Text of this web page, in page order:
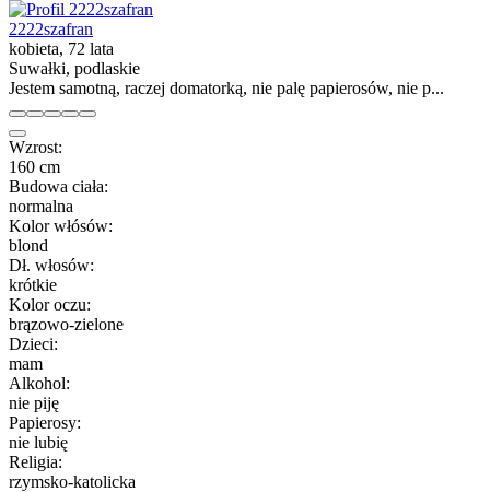
2222szafran
kobieta, 72 lata
Suwałki, podlaskie
Jestem samotną, raczej domatorką, nie palę papierosów, nie p...
Wzrost:
160 cm
Budowa ciała:
normalna
Kolor włósów:
blond
Dł. włosów:
krótkie
Kolor oczu:
brązowo-zielone
Dzieci:
mam
Alkohol:
nie piję
Papierosy:
nie lubię
Religia:
rzymsko-katolicka